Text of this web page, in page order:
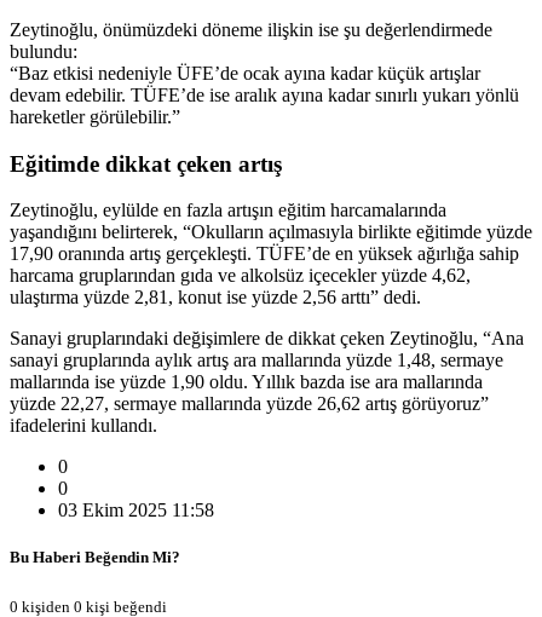
Zeytinoğlu, önümüzdeki döneme ilişkin ise şu değerlendirmede
bulundu:
“Baz etkisi nedeniyle ÜFE’de ocak ayına kadar küçük artışlar
devam edebilir. TÜFE’de ise aralık ayına kadar sınırlı yukarı yönlü
hareketler görülebilir.”
Eğitimde dikkat çeken artış
Zeytinoğlu, eylülde en fazla artışın eğitim harcamalarında
yaşandığını belirterek, “Okulların açılmasıyla birlikte eğitimde yüzde
17,90 oranında artış gerçekleşti. TÜFE’de en yüksek ağırlığa sahip
harcama gruplarından gıda ve alkolsüz içecekler yüzde 4,62,
ulaştırma yüzde 2,81, konut ise yüzde 2,56 arttı” dedi.
Sanayi gruplarındaki değişimlere de dikkat çeken Zeytinoğlu, “Ana
sanayi gruplarında aylık artış ara mallarında yüzde 1,48, sermaye
mallarında ise yüzde 1,90 oldu. Yıllık bazda ise ara mallarında
yüzde 22,27, sermaye mallarında yüzde 26,62 artış görüyoruz”
ifadelerini kullandı.
0
0
03 Ekim 2025 11:58
Bu Haberi Beğendin Mi?
0 kişiden 0 kişi beğendi